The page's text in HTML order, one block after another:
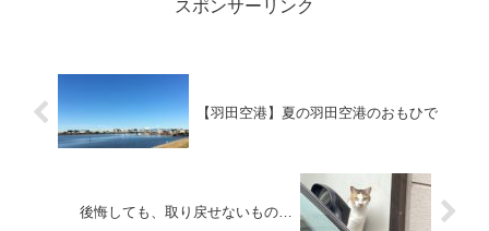
スポンサーリンク
【羽田空港】夏の羽田空港のおもひで
後悔しても、取り戻せないもの…